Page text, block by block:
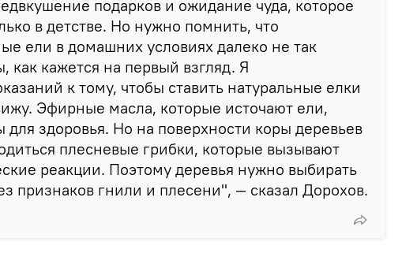
подарков и ожидание чуда, которое
в детстве. Но нужно помнить, что
ели в домашних условиях далеко не так
как кажется на первый взгляд. Я
к тому, чтобы ставить натуральные елки
Эфирные масла, которые источают ели,
для здоровья. Но на поверхности коры деревьев
плесневые грибки, которые вызывают
реакции. Поэтому деревья нужно выбирать
признаков гнили и плесени", ― сказал Дорохов.